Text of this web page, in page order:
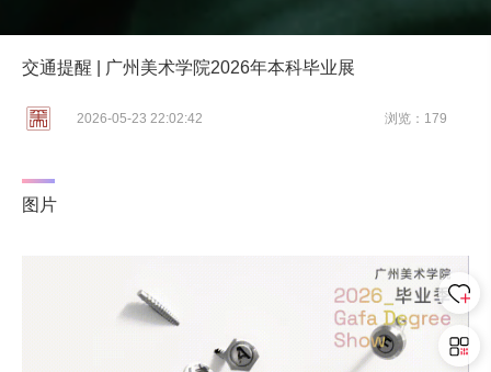
交通提醒 | 广州美术学院2026年本科毕业展
2026-05-23 22:02:42 浏览：179
图片